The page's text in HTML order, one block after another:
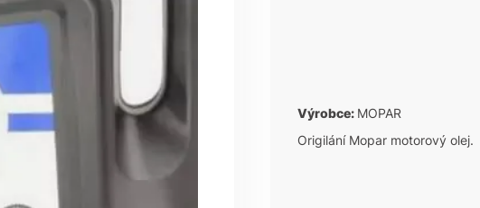
Výrobce: MOPAR
Origilání Mopar motorový olej.